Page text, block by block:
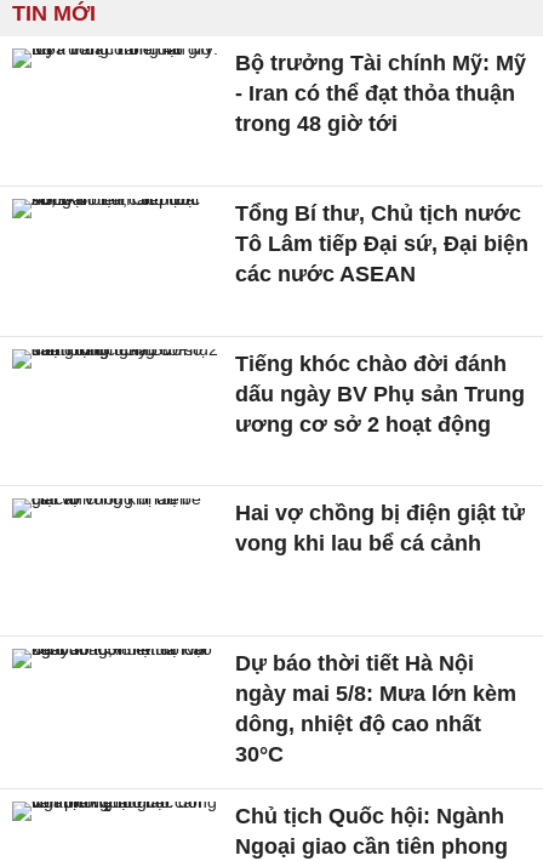
TIN MỚI
Bộ trưởng Tài chính Mỹ: Mỹ
- Iran có thể đạt thỏa thuận
trong 48 giờ tới
Tổng Bí thư, Chủ tịch nước
Tô Lâm tiếp Đại sứ, Đại biện
các nước ASEAN
Tiếng khóc chào đời đánh
dấu ngày BV Phụ sản Trung
ương cơ sở 2 hoạt động
Hai vợ chồng bị điện giật tử
vong khi lau bể cá cảnh
Dự báo thời tiết Hà Nội
ngày mai 5/8: Mưa lớn kèm
dông, nhiệt độ cao nhất
30°C
Chủ tịch Quốc hội: Ngành
Ngoại giao cần tiên phong